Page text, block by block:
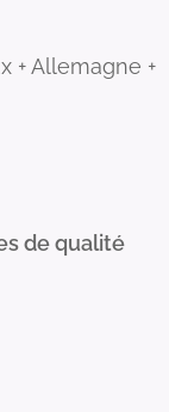
+ Allemagne +
de qualité